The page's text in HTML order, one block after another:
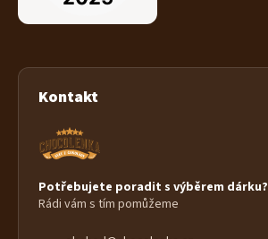
Kontakt
Potřebujete poradit s výběrem dárku?
Rádi vám s tím pomůžeme